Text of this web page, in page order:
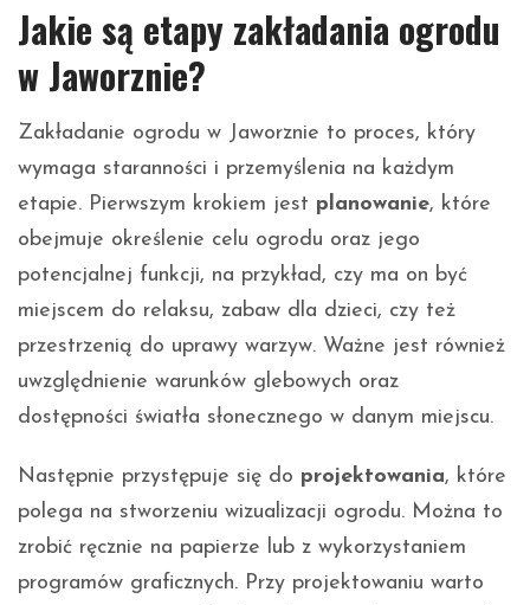
Jakie są etapy zakładania ogrodu
w Jaworznie?
Zakładanie ogrodu w Jaworznie to proces, który
wymaga staranności i przemyślenia na każdym
etapie. Pierwszym krokiem jest planowanie, które
obejmuje określenie celu ogrodu oraz jego
potencjalnej funkcji, na przykład, czy ma on być
miejscem do relaksu, zabaw dla dzieci, czy też
przestrzenią do uprawy warzyw. Ważne jest również
uwzględnienie warunków glebowych oraz
dostępności światła słonecznego w danym miejscu.
Następnie przystępuje się do projektowania, które
polega na stworzeniu wizualizacji ogrodu. Można to
zrobić ręcznie na papierze lub z wykorzystaniem
programów graficznych. Przy projektowaniu warto